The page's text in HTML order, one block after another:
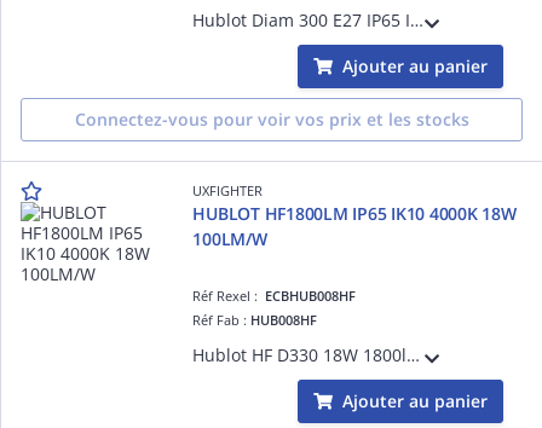
Hublot Diam 300 E27 IP65 IK10 12W
Ajouter au panier
Connectez-vous pour voir vos prix et les stocks
UXFIGHTER
HUBLOT HF1800LM IP65 IK10 4000K 18W
100LM/W
Réf Rexel : ECBHUB008HF
Réf Fab : HUB008HF
Hublot HF D330 18W 1800lm 4000K IP65 IK10
Ajouter au panier